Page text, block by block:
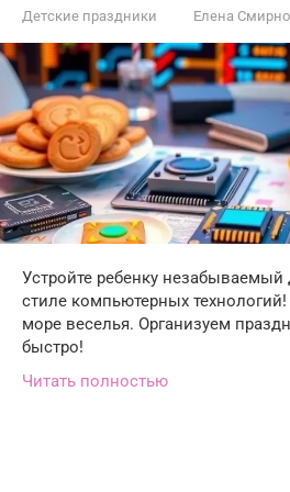
Детские праздники Елена
Устройте ребенку
стиле компьютерных
море веселья. Организуем
быстро!
Читать полностью